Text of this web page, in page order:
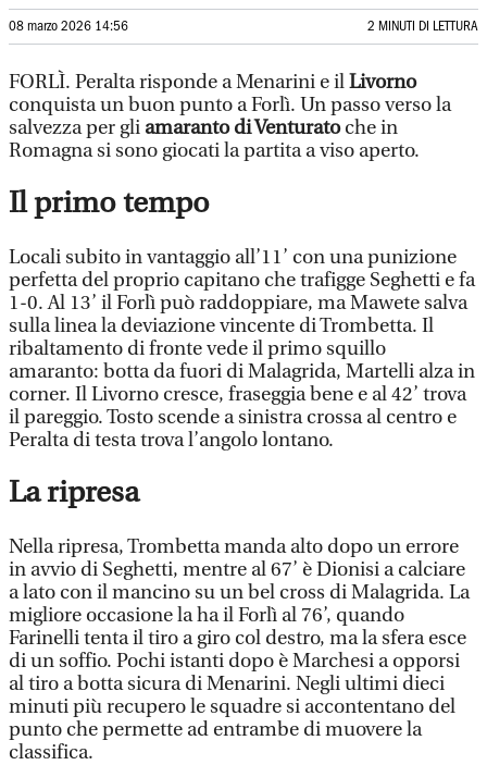
08 marzo 2026 14:56 2 MINUTI DI LETTURA
FORLÌ. Peralta risponde a Menarini e ilLivorno
conquista un buon punto a Forlì. Un passo verso la
salvezza per gli amaranto di Venturatoche in
Romagna si sono giocati la partita a viso aperto.
Il primo tempo
Locali subito in vantaggio all’11’ con una punizione
perfetta del proprio capitano che trafigge Seghetti e fa
1-0. Al 13’ il Forlì può raddoppiare, ma Mawete salva
sulla linea la deviazione vincente di Trombetta. Il
ribaltamento di fronte vede il primo squillo
amaranto: botta da fuori di Malagrida, Martelli alza in
corner. Il Livorno cresce, fraseggia bene e al 42’ trova
il pareggio. Tosto scende a sinistra crossa al centro e
Peralta di testa trova l’angolo lontano.
La ripresa
Nella ripresa, Trombetta manda alto dopo un errore
in avvio di Seghetti, mentre al 67’ è Dionisi a calciare
a lato con il mancino su un bel cross di Malagrida. La
migliore occasione la ha il Forlì al 76’, quando
Farinelli tenta il tiro a giro col destro, ma la sfera esce
di un soffio. Pochi istanti dopo è Marchesi a opporsi
al tiro a botta sicura di Menarini. Negli ultimi dieci
minuti più recupero le squadre si accontentano del
punto che permette ad entrambe di muovere la
classifica.